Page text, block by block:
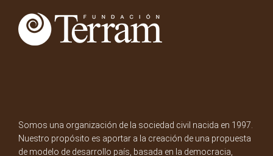
Somos una organización de la sociedad civil nacida en 1997.
Nuestro propósito es aportar a la creación de una propuesta
de modelo de desarrollo país, basada en la democracia,